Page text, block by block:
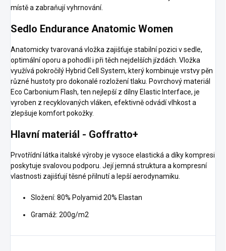
místě a zabraňují vyhrnování.
Sedlo Endurance Anatomic Women
Anatomicky tvarovaná vložka zajišťuje stabilní pozici v sedle,
optimální oporu a pohodlí i při těch nejdelších jízdách. Vložka
využívá pokročilý Hybrid Cell System, který kombinuje vrstvy pěn
různé hustoty pro dokonalé rozložení tlaku. Povrchový materiál
Eco Carbonium Flash, ten nejlepší z dílny Elastic Interface, je
vyroben z recyklovaných vláken, efektivně odvádí vlhkost a
zlepšuje komfort pokožky.
Hlavní materiál - Goffratto+
Prvotřídní látka italské výroby je vysoce elastická a díky kompresi
poskytuje svalovou podporu. Její jemná struktura a kompresní
vlastnosti zajišťují těsné přilnutí a lepší aerodynamiku.
Složení: 80% Polyamid 20% Elastan
Gramáž: 200g/m2